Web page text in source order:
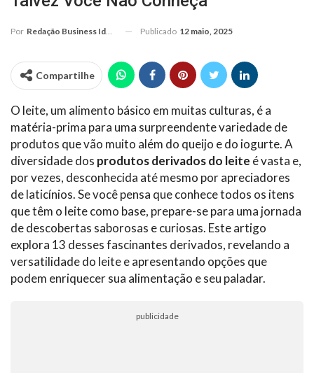
Por Redação Business Ideas Publicado 12 maio, 2025
Compartilhe
O leite, um alimento básico em muitas culturas, é a
matéria-prima para uma surpreendente variedade de
produtos que vão muito além do queijo e do iogurte. A
diversidade dos produtos derivados do leite é vasta e,
por vezes, desconhecida até mesmo por apreciadores
de laticínios. Se você pensa que conhece todos os itens
que têm o leite como base, prepare-se para uma jornada
de descobertas saborosas e curiosas. Este artigo
explora 13 desses fascinantes derivados, revelando a
versatilidade do leite e apresentando opções que
podem enriquecer sua alimentação e seu paladar.
publicidade